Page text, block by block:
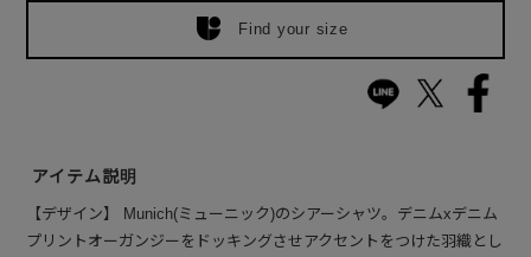
Find your size
アイテム説明
【デザイン】 Munich(ミューニック)のシアーシャツ。デニムxデニム
プリントオーガンジーをドッキングさせアクセントをつけた羽織とし